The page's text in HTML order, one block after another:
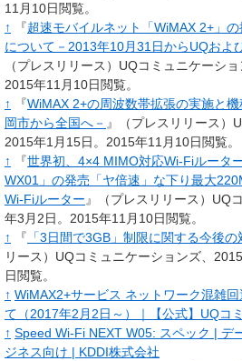
11月10日閲覧。
↑
『超速モバイルネット「WiMAX 2+」
について－2013年10月31日からUQおよ
（プレスリリース）UQコミュニケーシ
2015年11月10日閲覧。
↑
『WiMAX 2+の周波数帯拡張の実施と
岡市から全国へ－ 』（プレスリリース）
2015年1月15日。 2015年11月10日閲覧。
↑
『世界初、4×4 MIMO対応Wi-Fiルータ
WX01」の発売「ヤ倍速」な下り最大
Wi-Fiルーター』（プレスリリース）UQ
年3月2日。 2015年11月10日閲覧。
↑
『 「3日間で3GB」制限に関する今後
リース）UQコミュニケーションズ、
日閲覧。
↑ WiMAX2+サービス ネットワーク混雑
て（2017年2月2日～）｜【公式】UQコ
↑ Speed Wi-Fi NEXT W05: スペック | デ
ジネス向け | KDDI株式会社